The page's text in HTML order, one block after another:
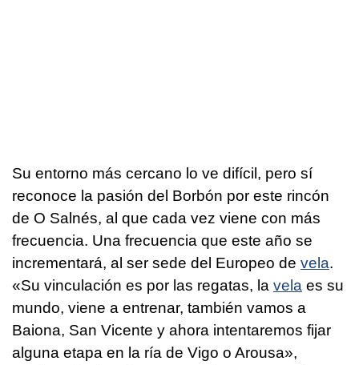
Su entorno más cercano lo ve difícil, pero sí
reconoce la pasión del Borbón por este rincón
de O Salnés, al que cada vez viene con más
frecuencia. Una frecuencia que este año se
incrementará, al ser sede del Europeo de vela.
«Su vinculación es por las regatas, la vela es su
mundo, viene a entrenar, también vamos a
Baiona, San Vicente y ahora intentaremos fijar
alguna etapa en la ría de Vigo o Arousa»,